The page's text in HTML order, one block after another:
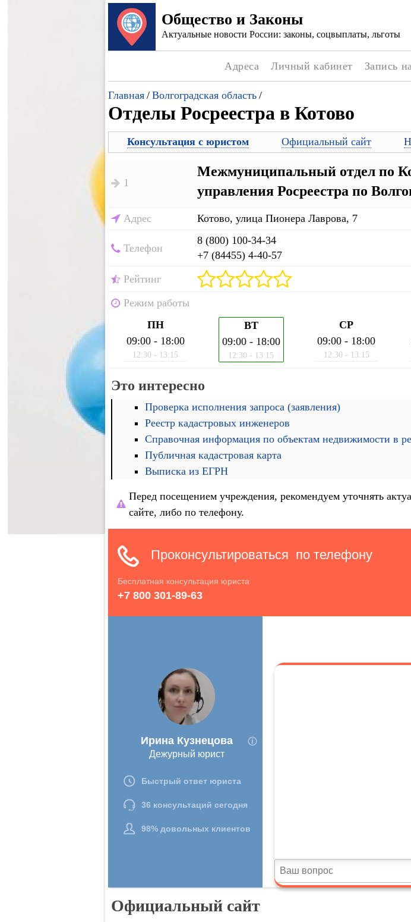
Общество и Законы
Актуальные новости России: законы, соцвыплаты, льготы
Адреса Личный кабинет Запись
Главная / Волгоградская область /
Отделы Росреестра в Котово
Консультация с юристом Официальный сайт
1
Межмуниципальный отдел по
управления Росреестра по
Адрес Котово, улица Пионера Лаврова, 7
Телефон
8 (800) 100-34-34
+7 (84455) 4-40-57
Рейтинг
Режим работы
ПН
09:00 - 18:00
12:30 - 13:15
ВТ
09:00 - 18:00
12:30 - 13:15
СР
09:00 - 18:00
12:30 - 13:15
Это интересно
Проверка исполнения запроса (заявления)
Реестр кадастровых инженеров
Справочная информация по объектам недвижимости в
Публичная кадастровая карта
Выписка из ЕГРН
Перед посещением учреждения, рекомендуем уточнять
сайте, либо по телефону.
Официальный сайт